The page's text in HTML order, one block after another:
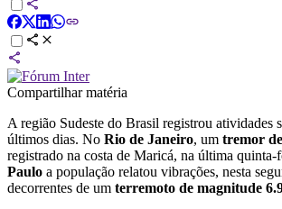
Compartilhar matéria
A região Sudeste do Brasil registrou atividades
últimos dias. No Rio de Janeiro, um tremor
registrado na costa de Maricá, na última
Paulo a população relatou vibrações, nesta
decorrentes de um terremoto de magnitude